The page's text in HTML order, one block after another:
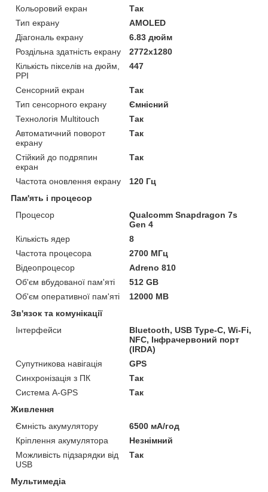
Кольоровий екран
Так
Тип екрану
AMOLED
Діагональ екрану
6.83 дюйм
Роздільна здатність екрану
2772x1280
Кількість пікселів на дюйм,
PPI
447
Сенсорний екран
Так
Тип сенсорного екрану
Ємнісний
Технологія Multitouch
Так
Автоматичний поворот
екрану
Так
Стійкий до подряпин
екран
Так
Частота оновлення екрану
120 Гц
Пам'ять і процесор
Процесор
Qualcomm Snapdragon 7s
Gen 4
Кількість ядер
8
Частота процесора
2700 МГц
Відеопроцесор
Adreno 810
Об'єм вбудованої пам'яті
512 GB
Об'єм оперативної пам'яті
12000 MB
Зв'язок та комунікації
Інтерфейси
Bluetooth, USB Type-C, Wi-Fi,
NFC, Інфрачервоний порт
(IRDA)
Супутникова навігація
GPS
Синхронізація з ПК
Так
Система A-GPS
Так
Живлення
Ємність акумулятору
6500 мА/год
Кріплення акумулятора
Незнімний
Можливість підзарядки від
USB
Так
Мультимедіа